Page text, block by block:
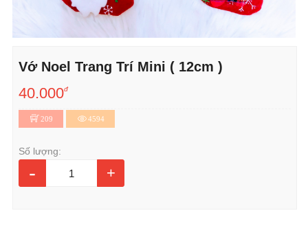
Vớ Noel Trang Trí Mini ( 12cm )
40.000đ
209 4594
Số lượng:
- +